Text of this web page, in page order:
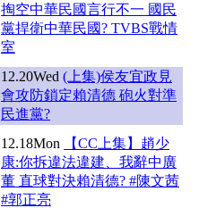
掏空中華民國言行不一 國民
黨捍衛中華民國? TVBS戰情
室
12.20Wed (上集)侯友宜政見
會攻防鎖定賴清德 砲火對準
民進黨?
12.18Mon
【CC上集】趙少
康:你拆違法違建、我辭中廣
董 直球對決賴清德? #陳文茜
#郭正亮